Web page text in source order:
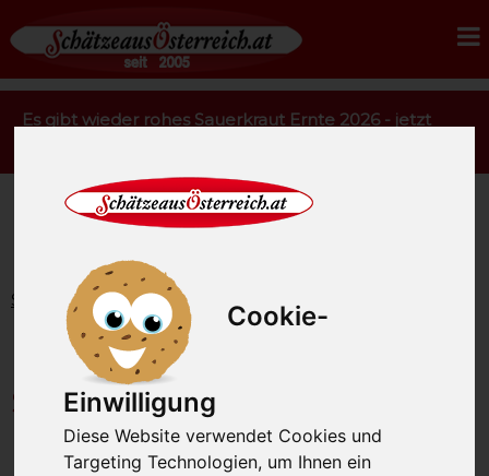
Cookie-
Einwilligung
Diese Website verwendet Cookies und
Targeting Technologien, um Ihnen ein
Es gibt wieder rohes Sauerkraut Ernte 2026 - jetzt
Startseite Gourmetfleisch Iberico Schwein
Iberico Schwein - Gourmet
Schweinefleisch vom
Freilaufschwein